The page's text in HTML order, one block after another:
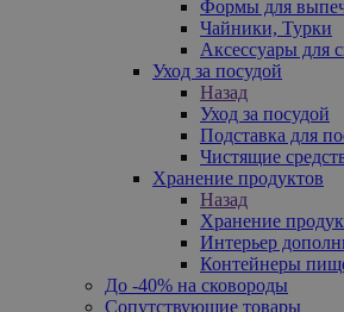
Формы для
Чайники, Турки
Аксессуары для
Уход за посудой
Назад
Уход за посудой
Подставка для
Чистящие
Хранение продуктов
Назад
Хранение
Интерьер
Контейнеры
До -40% на сковороды
Сопутствующие товары